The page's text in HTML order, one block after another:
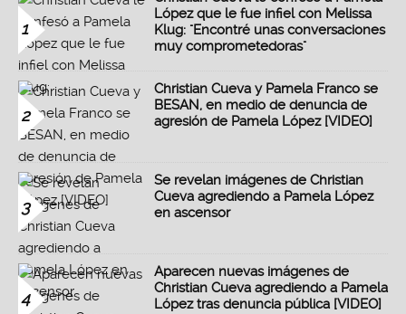
1
López que le fue infiel con Melissa
Klug: "Encontré unas conversaciones
muy comprometedoras"
2
Christian Cueva y Pamela Franco se
BESAN, en medio de denuncia de
agresión de Pamela López [VIDEO]
3
Se revelan imágenes de Christian
Cueva agrediendo a Pamela López
en ascensor
4
Aparecen nuevas imágenes de
Christian Cueva agrediendo a Pamela
López tras denuncia pública [VIDEO]